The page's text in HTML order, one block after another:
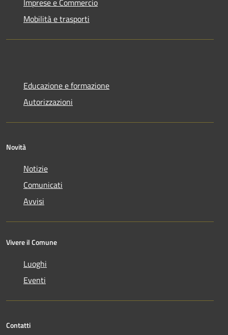
Imprese e Commercio
Mobilità e trasporti
Educazione e formazione
Autorizzazioni
Novità
Notizie
Comunicati
Avvisi
Vivere il Comune
Luoghi
Eventi
Contatti